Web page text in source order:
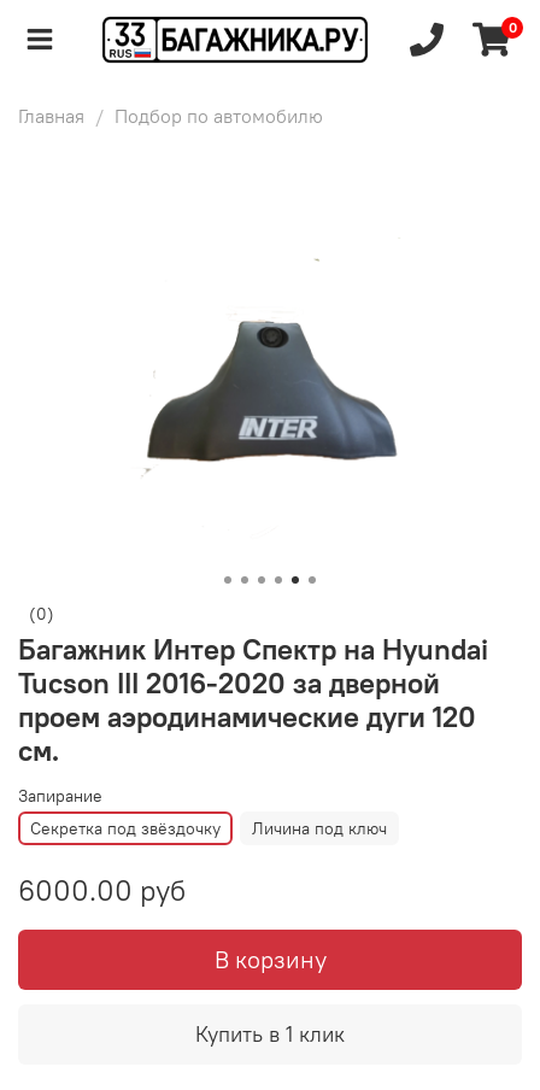
0
Главная Подбор по автомобилю
(0)
Багажник Интер Спектр на Hyundai
Tucson III 2016-2020 за дверной
проем аэродинамические дуги 120
см.
Запирание
Секретка под звёздочку
Личина под ключ
6000.00 руб
В корзину
Купить в 1 клик